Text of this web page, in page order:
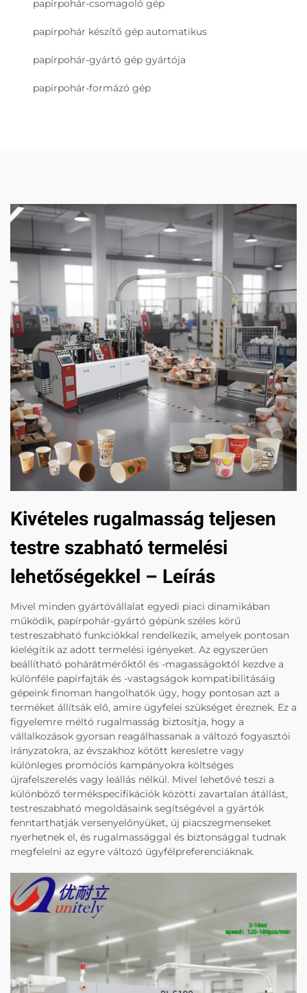
papírpohár-csomagoló gép
papírpohár készítő gép automatikus
papírpohár-gyártó gép gyártója
papírpohár-formázó gép
Kivételes rugalmasság teljesen
testre szabható termelési
lehetőségekkel – Leírás
Mivel minden gyártóvállalat egyedi piaci dinamikában
működik, papírpohár-gyártó gépünk széles körű
testreszabható funkciókkal rendelkezik, amelyek pontosan
kielégítik az adott termelési igényeket. Az egyszerűen
beállítható pohárátmérőktől és -magasságoktól kezdve a
különféle papírfajták és -vastagságok kompatibilitásáig
gépeink finoman hangolhatók úgy, hogy pontosan azt a
terméket állítsák elő, amire ügyfelei szükséget éreznek. Ez a
figyelemre méltó rugalmasság biztosítja, hogy a
vállalkozások gyorsan reagálhassanak a változó fogyasztói
irányzatokra, az évszakhoz kötött keresletre vagy
különleges promóciós kampányokra költséges
újrafelszerelés vagy leállás nélkül. Mivel lehetővé teszi a
különböző termékspecifikációk közötti zavartalan átállást,
testreszabható megoldásaink segítségével a gyártók
fenntarthatják versenyelőnyüket, új piacszegmenseket
nyerhetnek el, és rugalmassággal és biztonsággal tudnak
megfelelni az egyre változó ügyfélpreferenciáknak.